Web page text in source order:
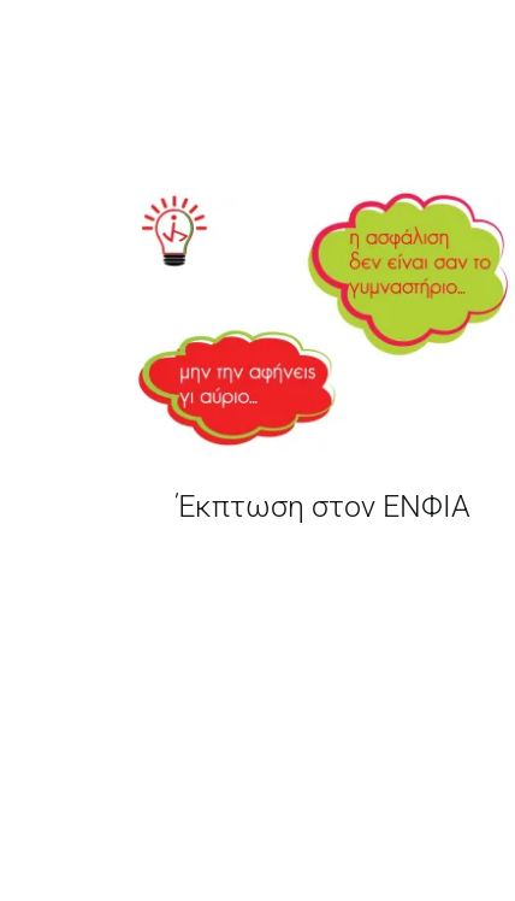
Έκπτωση στον ΕΝΦΙΑ
Οδήγηση & Αλκοόλ